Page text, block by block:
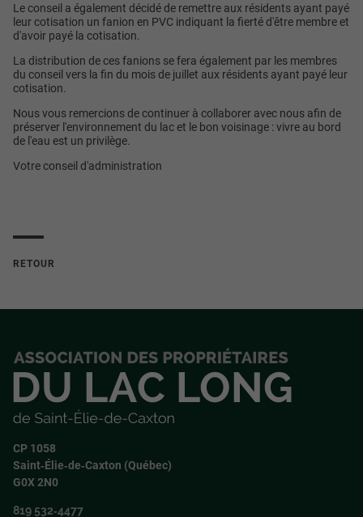
Le conseil a également décidé de remettre aux résidents ayant payé
leur cotisation un fanion en PVC indiquant la fierté d'être membre et
d'avoir payé la cotisation.
La distribution de ces fanions se fera également par les membres
du conseil vers la fin du mois de juillet aux résidents ayant payé leur
cotisation.
Nous vous remercions de continuer à collaborer avec nous afin de
préserver l'environnement du lac et le bon voisinage : vivre au bord
de l'eau est un privilège.
Votre conseil d'administration
RETOUR
CP 1058
Saint‑Élie‑de‑Caxton (Québec)
G0X 2N0
819 532‑4477